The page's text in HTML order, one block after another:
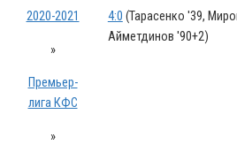
2020-2021
»
Премьер-
лига КФС
»
4:0 (Тарасенко '39,
Айметдинов '90+2)